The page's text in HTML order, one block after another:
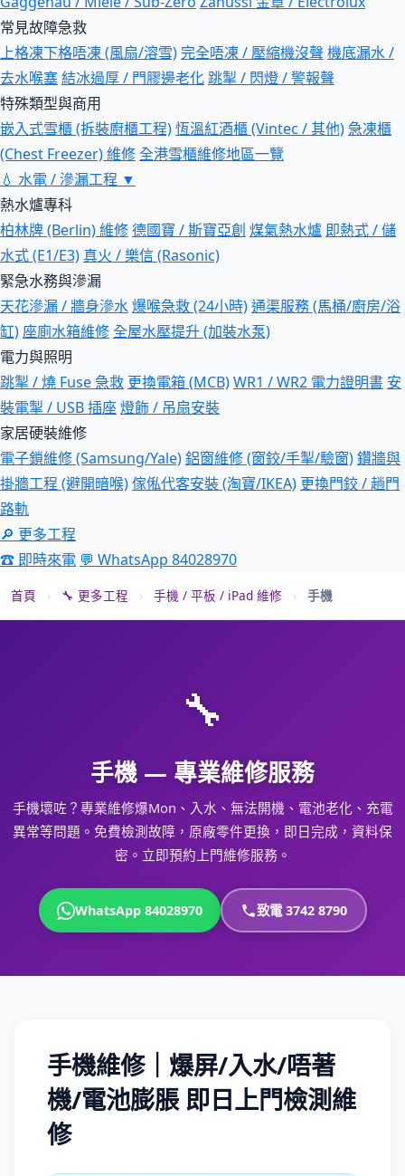
常見故障急救
上格凍下格唔凍 (風扇/溶雪)完全唔凍 / 壓縮機沒聲 機底漏水 /
去水喉塞結冰過厚 / 門膠邊老化跳掣 / 閃燈 / 警報聲
特殊類型與商用
嵌入式雪櫃 (拆裝廚櫃工程)恆溫紅酒櫃 (Vintec / 其他)急凍櫃
(Chest Freezer) 維修全港雪櫃維修地區一覽
💧 水電 / 滲漏工程 ▼
熱水爐專科
柏林牌 (Berlin) 維修德國寶 / 斯寶亞創 煤氣熱水爐 即熱式 / 儲
水式 (E1/E3) 真火 / 樂信 (Rasonic)
緊急水務與滲漏
天花滲漏 / 牆身滲水爆喉急救 (24小時)通渠服務 (馬桶/廚房/浴
缸) 座廁水箱維修全屋水壓提升 (加裝水泵)
電力與照明
跳掣 / 燒 Fuse 急救 更換電箱 (MCB)WR1 / WR2 電力證明書 安
裝電掣 / USB 插座燈飾 / 吊扇安裝
家居硬裝維修
電子鎖維修 (Samsung/Yale)鋁窗維修 (窗鉸/手掣/驗窗)鑽牆與
掛牆工程 (避開暗喉)傢俬代客安裝 (淘寶/IKEA) 更換門鉸 / 趟門
路軌
🔎 更多工程
☎ 即時來電 💬 WhatsApp 84028970
首頁 › 🔧 更多工程 › 手機 / 平板 / iPad 維修 › 手機
🔧
手機 — 專業維修服務
手機壞咗？專業維修爆Mon、入水、無法開機、電池老化、充電
異常等問題。免費檢測故障，原廠零件更換，即日完成，資料保
密。立即預約上門維修服務。
WhatsApp 84028970 致電 3742 8790
手機維修｜爆屏/入水/唔著
機/電池膨脹 即日上門檢測維
修